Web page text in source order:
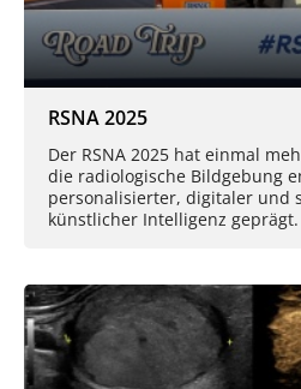
RSNA 2025
Der RSNA 2025 hat einmal
die radiologische Bildgebung
personalisierter, digitaler und
künstlicher Intelligenz geprägt.